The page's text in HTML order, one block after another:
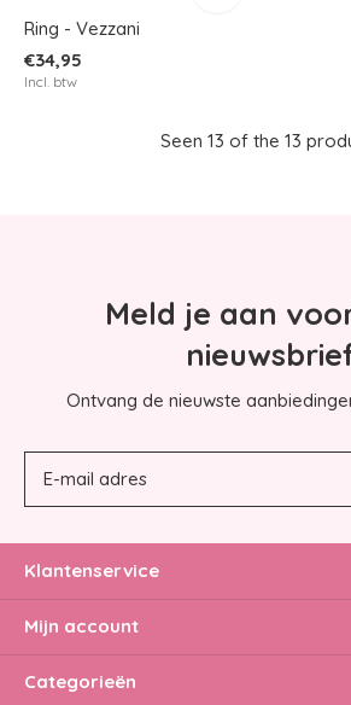
Ring - Vezzani
€34,95
Incl. btw
Seen 13 of the 13
Meld je aan
Ontvang de nieuwste
Klantenservice
Mijn account
Categorieën